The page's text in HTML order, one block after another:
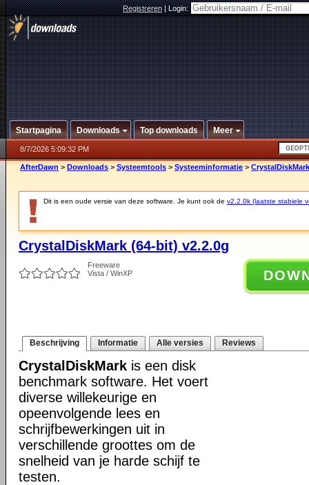
Registreren|Login:
Startpagina Downloads Top downloads Meer
8/7/2026 5:09:32 PM
AfterDawn > Downloads > Systeemtools > Systeeminformatie >
Dit is een oude versie van deze software. Je kunt ook de v2.2.0k (laatste stabiele
CrystalDiskMark (64-bit) v2.2.0g
Freeware
Vista / WinXP
Beschrijving Informatie Alle versies Reviews
CrystalDiskMark is een disk
benchmark software. Het voert
diverse willekeurige en
opeenvolgende lees en
schrijfbewerkingen uit in
verschillende groottes om de
snelheid van je harde schijf te
testen.